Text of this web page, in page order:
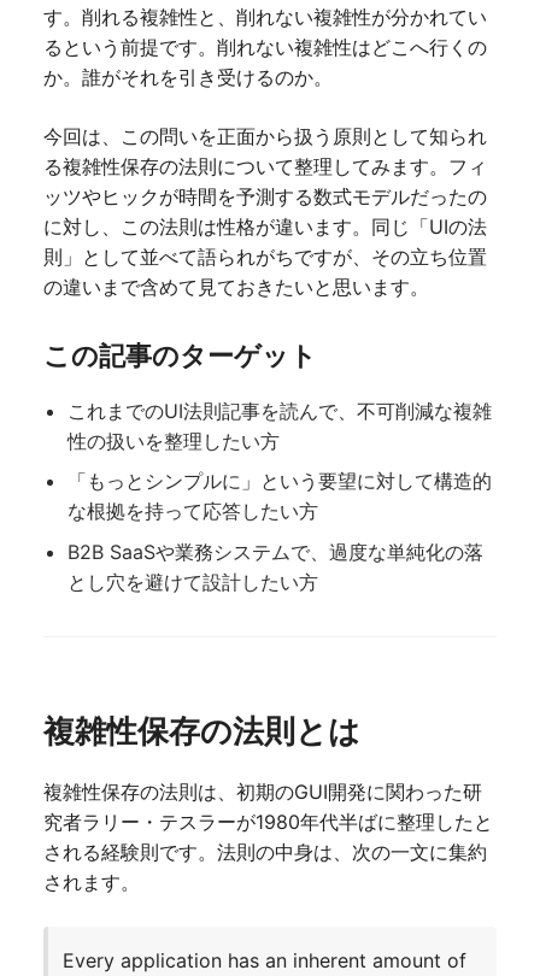
す。削れる複雑性と、削れない複雑性が分かれてい
るという前提です。削れない複雑性はどこへ行くの
か。誰がそれを引き受けるのか。
今回は、この問いを正面から扱う原則として知られ
る複雑性保存の法則について整理してみます。フィ
ッツやヒックが時間を予測する数式モデルだったの
に対し、この法則は性格が違います。同じ「UIの法
則」として並べて語られがちですが、その立ち位置
の違いまで含めて見ておきたいと思います。
この記事のターゲット
これまでのUI法則記事を読んで、不可削減な複雑
性の扱いを整理したい方
「もっとシンプルに」という要望に対して構造的
な根拠を持って応答したい方
B2B SaaSや業務システムで、過度な単純化の落
とし穴を避けて設計したい方
複雑性保存の法則とは
複雑性保存の法則は、初期のGUI開発に関わった研
究者ラリー・テスラーが1980年代半ばに整理したと
される経験則です。法則の中身は、次の一文に集約
されます。
Every application has an inherent amount of